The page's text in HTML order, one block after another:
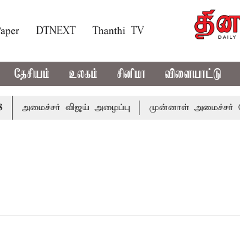
DTNEXT Thanthi TV
தேசியம் உலகம் சினிமா விளையாட்டு
அமைச்சர் விஜய் அழைப்பு முன்னாள் அமைச்சர்